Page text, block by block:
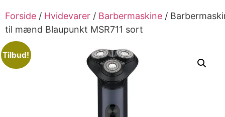
Forside / Hvidevarer / Barbermaskine /
til mænd Blaupunkt MSR711 sort
Tilbud!